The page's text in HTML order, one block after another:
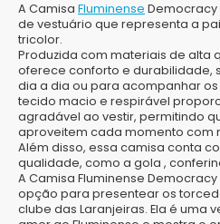
A Camisa Fluminense Democracy
de vestuário que representa a
tricolor.
Produzida com materiais de alta
oferece conforto e durabilidade,
dia a dia ou para acompanhar os
tecido macio e respirável
agradável ao vestir, permitindo
aproveitem cada momento com
Além disso, essa camisa conta
qualidade, como a gola ,
A Camisa Fluminense
opção para presentear os
clube das Laranjeiras. Ela é uma